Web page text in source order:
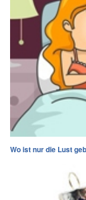
Wo ist nur die Lust